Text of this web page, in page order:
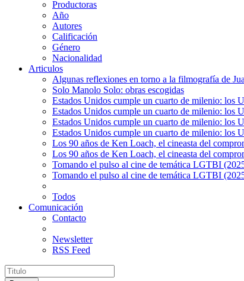
Productoras
Año
Autores
Calificación
Género
Nacionalidad
Articulos
Algunas reflexiones en torno a la filmografía de
Solo Manolo Solo: obras escogidas
Estados Unidos cumple un cuarto de milenio: los
Estados Unidos cumple un cuarto de milenio: los
Estados Unidos cumple un cuarto de milenio: los
Estados Unidos cumple un cuarto de milenio: los
Los 90 años de Ken Loach, el cineasta del
Los 90 años de Ken Loach, el cineasta del
Tomando el pulso al cine de temática LGTBI
Tomando el pulso al cine de temática LGTBI
Todos
Comunicación
Contacto
Newsletter
RSS Feed